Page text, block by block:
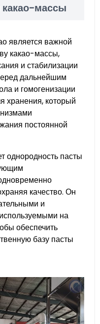
какао-массы
является важной
какао-массы,
и стабилизации
дальнейшим
и гомогенизации
хранения, который
постоянной
однородность пасты
качество. Он
и
на
обеспечить
базу пасты